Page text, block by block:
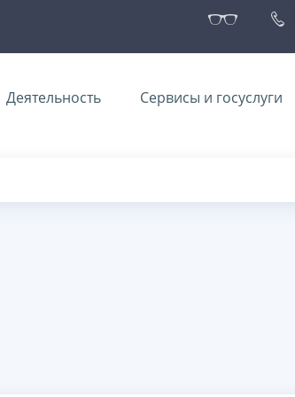
Деятельность Сервисы и госуслуги